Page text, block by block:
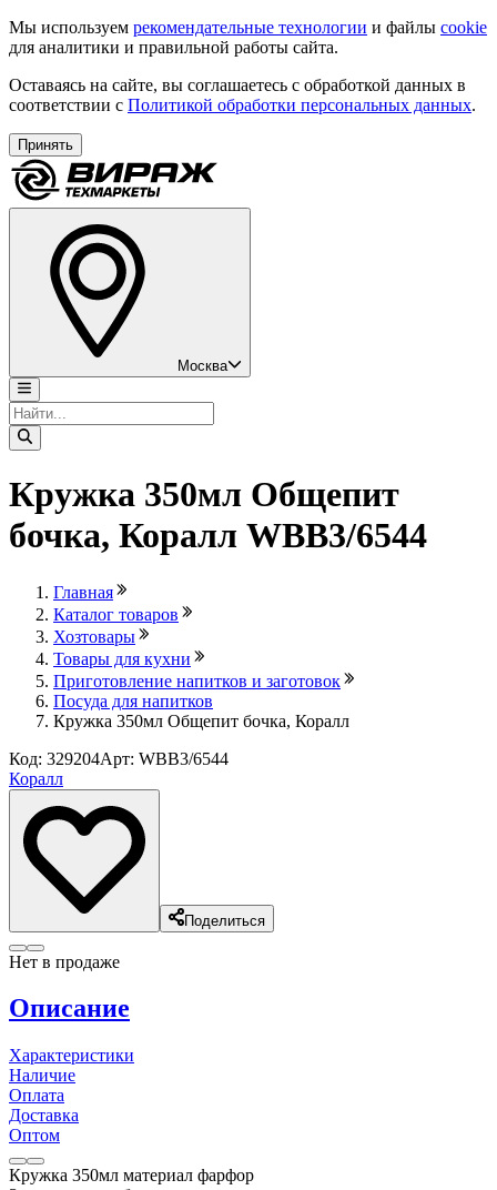
Мы используем рекомендательные технологии и файлы cookie
для аналитики и правильной работы сайта.
Оставаясь на сайте, вы соглашаетесь с обработкой данных в
соответствии с Политикой обработки персональных данных.
Принять
Москва
Кружка 350мл Общепит
бочка, Коралл WBB3/6544
Главная
Каталог товаров
Хозтовары
Товары для кухни
Приготовление напитков и заготовок
Посуда для напитков
Кружка 350мл Общепит бочка, Коралл
Код: 329204Арт: WBB3/6544
Коралл
Поделиться
Нет в продаже
Описание
Характеристики
Наличие
Оплата
Доставка
Оптом
Кружка 350мл материал фарфор